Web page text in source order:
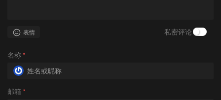
表情 私密评论
名称 *
邮箱 *